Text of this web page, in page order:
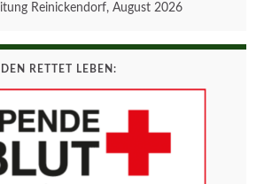
Reinickendorf, August 2026
RETTET LEBEN: